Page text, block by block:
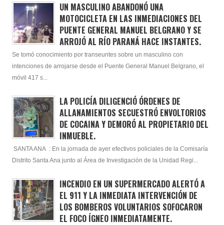
UN MASCULINO ABANDONÓ UNA
MOTOCICLETA EN LAS INMEDIACIONES DEL
PUENTE GENERAL MANUEL BELGRANO Y SE
ARROJÓ AL RÍO PARANÁ HACE INSTANTES.
Se tomó conocimiento por transeuntes sobre un masculino con
intenciones de arrojarse desde el Puente General Manuel Belgrano, el
móvil 417 s...
LA POLICÍA DILIGENCIÓ ÓRDENES DE
ALLANAMIENTOS SECUESTRÓ ENVOLTORIOS
DE COCAINA Y DEMORÓ AL PROPIETARIO DEL
INMUEBLE.
SANTA ANA : En la jornada de ayer efectivos policiales de la Comisaría
Distrito Santa Ana junto al Área de Investigación de la Unidad Regi...
INCENDIO EN UN SUPERMERCADO ALERTÓ A
EL 911 Y LA INMEDIATA INTERVENCIÓN DE
LOS BOMBEROS VOLUNTARIOS SOFOCARON
EL FOCO ÍGNEO INMEDIATAMENTE.